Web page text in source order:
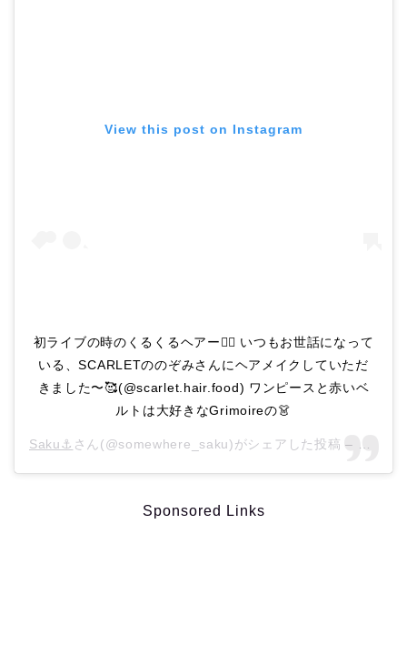
View this post on Instagram
初ライブの時のくるくるヘアー💇‍♀️ いつもお世話になって
いる、SCARLETののぞみさんにヘアメイクしていただ
きました〜🥰(@scarlet.hair.food) ワンピースと赤いベ
ルトは大好きなGrimoireの👗
Saku⚓︎ さん(@somewhere_saku)がシェアした投稿 –
Sponsored Links